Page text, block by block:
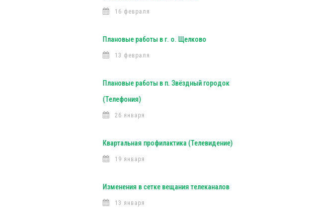
16 февраля
Плановые работы в г. о. Щелково
13 февраля
Плановые работы в п. Звёздный городок
(Телефония)
26 января
Квартальная профилактика (Телевидение)
19 января
Изменения в сетке вещания телеканалов
13 января